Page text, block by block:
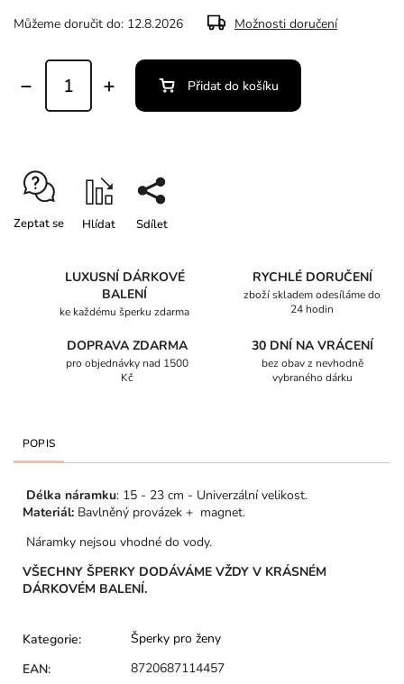
Můžeme doručit do: 12.8.2026 Možnosti doručení
Přidat do košíku
Zeptat se Hlídat Sdílet
LUXUSNÍ DÁRKOVÉ
BALENÍ
ke každému šperku zdarma
RYCHLÉ DORUČENÍ
zboží skladem odesíláme do
24 hodin
DOPRAVA ZDARMA
pro objednávky nad 1500
Kč
30 DNÍ NA VRÁCENÍ
bez obav z nevhodně
vybraného dárku
POPIS
Délka náramku: 15 - 23 cm - Univerzální velikost.
Materiál: Bavlněný provázek + magnet.
Náramky nejsou vhodné do vody.
VŠECHNY ŠPERKY DODÁVÁME VŽDY V KRÁSNÉM
DÁRKOVÉM BALENÍ.
Kategorie:
Šperky pro ženy
EAN:
8720687114457